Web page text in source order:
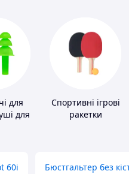
для
для
Спортивні ігрові
ракетки
60i Бюстгальтер без